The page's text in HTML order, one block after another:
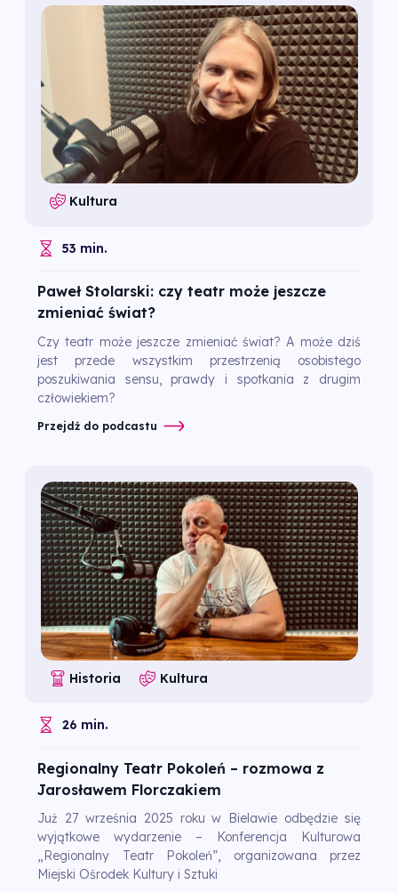
Kultura
53 min.
Paweł Stolarski: czy teatr może jeszcze
zmieniać świat?
Czy teatr może jeszcze zmieniać świat? A może dziś
jest przede wszystkim przestrzenią osobistego
poszukiwania sensu, prawdy i spotkania z drugim
człowiekiem?
Przejdź do podcastu
Historia Kultura
26 min.
Regionalny Teatr Pokoleń – rozmowa z
Jarosławem Florczakiem
Już 27 września 2025 roku w Bielawie odbędzie się
wyjątkowe wydarzenie – Konferencja Kulturowa
„Regionalny Teatr Pokoleń”, organizowana przez
Miejski Ośrodek Kultury i Sztuki